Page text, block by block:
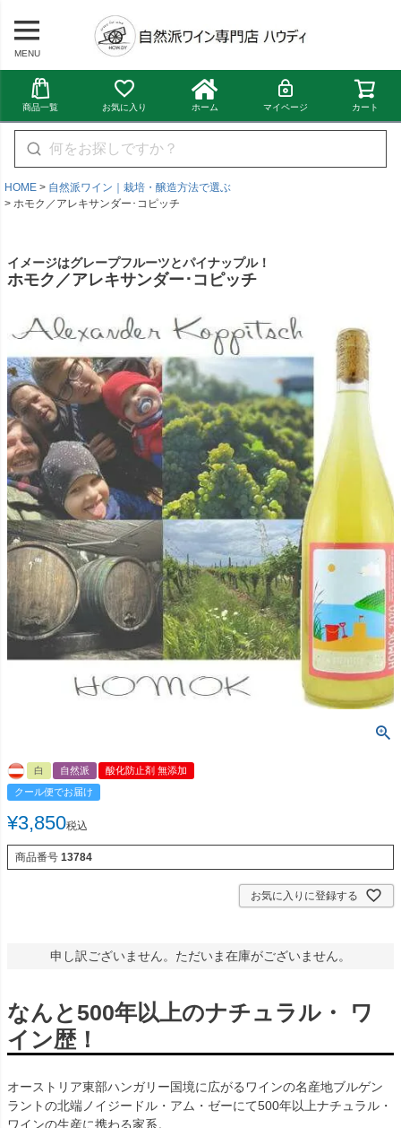
MENU
商品一覧 お気に入り ホーム マイページ カート
HOME
自然派ワイン｜栽培・醸造方法で選ぶ
ホモク／アレキサンダー･コピッチ
イメージはグレープフルーツとパイナップル！
ホモク／アレキサンダー･コピッチ
白 自然派
酸化防止剤 無添加
クール便でお届け
¥3,850税込
商品番号 13784
お気に入りに登録する
申し訳ございません。ただいま在庫がございません。
なんと500年以上のナチュラル・ ワ
イン歴！
オーストリア東部ハンガリー国境に広がるワインの名産地ブルゲン
ラントの北端ノイジードル・アム・ゼーにて500年以上ナチュラル・
ワインの生産に携わる家系。